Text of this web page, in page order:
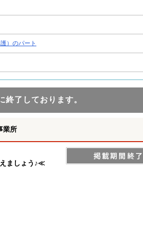
）のパート
終了しております。
業所
ましょう♪≪